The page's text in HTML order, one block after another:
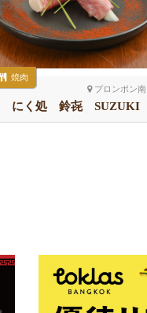
プロンポン南
焼肉
にく処 鈴㐂 SUZUKI